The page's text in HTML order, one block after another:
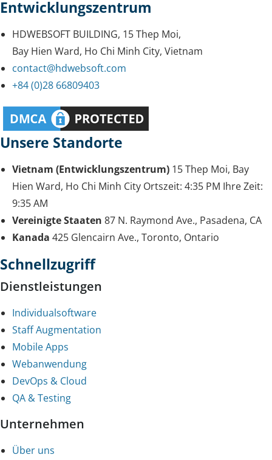
Entwicklungszentrum
HDWEBSOFT BUILDING, 15 Thep Moi,
Bay Hien Ward, Ho Chi Minh City, Vietnam
contact@hdwebsoft.com
+84 (0)28 66809403
Unsere Standorte
Vietnam (Entwicklungszentrum) 15 Thep Moi, Bay
Hien Ward, Ho Chi Minh City Ortszeit: 4:35 PM Ihre Zeit:
9:35 AM
Vereinigte Staaten 87 N. Raymond Ave., Pasadena, CA
Kanada 425 Glencairn Ave., Toronto, Ontario
Schnellzugriff
Dienstleistungen
Individualsoftware
Staff Augmentation
Mobile Apps
Webanwendung
DevOps & Cloud
QA & Testing
Unternehmen
Über uns